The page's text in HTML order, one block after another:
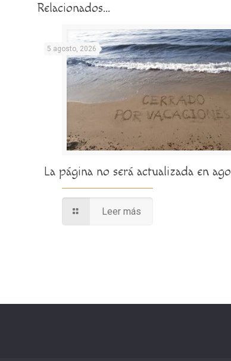
Relacionados...
5 agosto, 2026
La página no será actualizada en
Leer más